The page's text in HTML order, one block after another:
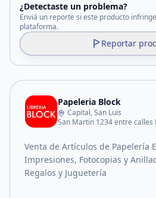
¿Detectaste un problema?
Enviá un reporte si este producto
plataforma.
Reportar
Papeleria Block
Capital, San Luis
San Martin 1234 entre calles
Venta de Artículos de Papelería
Impresiones, Fotocopias y
Regalos y Juguetería